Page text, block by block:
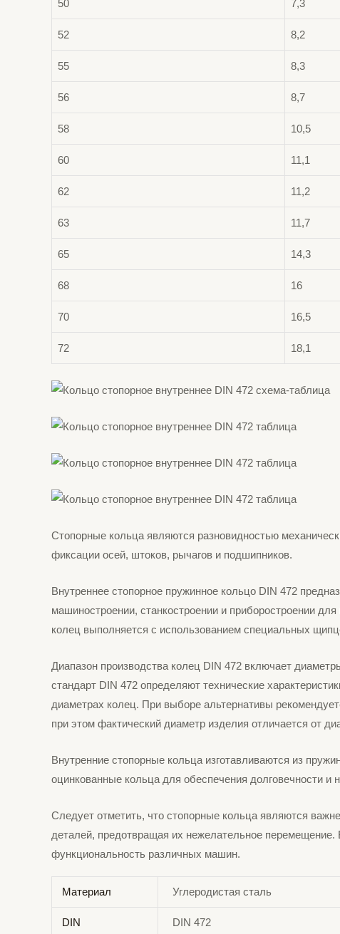
50 7,3
52 8,2
55 8,3
56 8,7
58 10,5
60 11,1
62 11,2
63 11,7
65 14,3
68 16
70 16,5
72 18,1
Стопорные кольца являются разновидностью
фиксации осей, штоков, рычагов и подшипников.
Внутреннее стопорное пружинное кольцо DIN 472
машиностроении, станкостроении и приборостроении
колец выполняется с использованием специальных
Диапазон производства колец DIN 472 включает
стандарт DIN 472 определяют технические
диаметрах колец. При выборе альтернативы
при этом фактический диаметр изделия отличается от
Внутренние стопорные кольца изготавливаются из
оцинкованные кольца для обеспечения долговечности и
Следует отметить, что стопорные кольца являются
деталей, предотвращая их нежелательное перемещение.
функциональность различных машин.
Материал Углеродистая сталь
DIN DIN 472